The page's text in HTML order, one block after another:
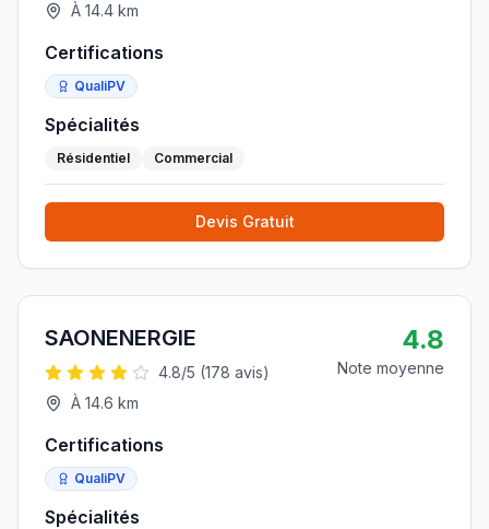
À 14.4 km
Certifications
QualiPV
Spécialités
Résidentiel Commercial
Devis Gratuit
SAONENERGIE
4.8/5 (178 avis)
À 14.6 km
4.8
Note moyenne
Certifications
QualiPV
Spécialités